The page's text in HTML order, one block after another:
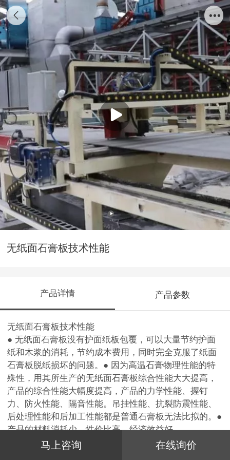
无纸面石膏板技术性能
产品详情 产品参数
无纸面石膏板技术性能
● 无纸面石膏板没有护面纸板包覆，可以大量节约护面
纸和木浆的消耗，节约成本费用，同时完全克服了纸面
石膏板脱纸损坏的问题。● 因为高温石膏物理性能的特
殊性，用其所生产的无纸面石膏板综合性能大大提高，
产品的综合性能大幅度提高，产品的力学性能、握钉
力、防火性能、隔音性能。吊挂性能、抗裂防震性能、
后处理性能和后加工性能都是普通石膏板无法比拟的。●
产品的材料消耗少，性价比高，经济效益好。
马上咨询 在线询价